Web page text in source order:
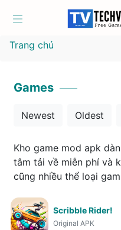
Trang chủ
Games
Newest Oldest
Kho game mod apk
tâm tải về miễn phí và
cũng nhiều thể loại
Scribble Rider!
Original APK